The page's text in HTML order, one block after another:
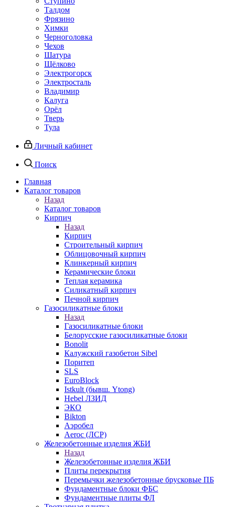
Талдом
Фрязино
Химки
Черноголовка
Чехов
Шатура
Щёлково
Электрогорск
Электросталь
Владимир
Калуга
Орёл
Тверь
Тула
Личный кабинет
Поиск
Главная
Каталог товаров
Назад
Каталог товаров
Кирпич
Назад
Кирпич
Строительный кирпич
Облицовочный кирпич
Клинкерный кирпич
Керамические блоки
Теплая керамика
Силикатный кирпич
Печной кирпич
Газосиликатные блоки
Назад
Газосиликатные блоки
Белорусские газосиликатные блоки
Bonolit
Калужский газобетон Sibel
Поритеп
SLS
EuroBlock
Istkult (бывш. Ytong)
Hebel ЛЗИД
ЭКО
Bikton
Аэробел
Aeroc (ЛСР)
Железобетонные изделия ЖБИ
Назад
Железобетонные изделия ЖБИ
Плиты перекрытия
Перемычки железобетонные брусковые ПБ
Фундаментные блоки ФБС
Фундаментные плиты ФЛ